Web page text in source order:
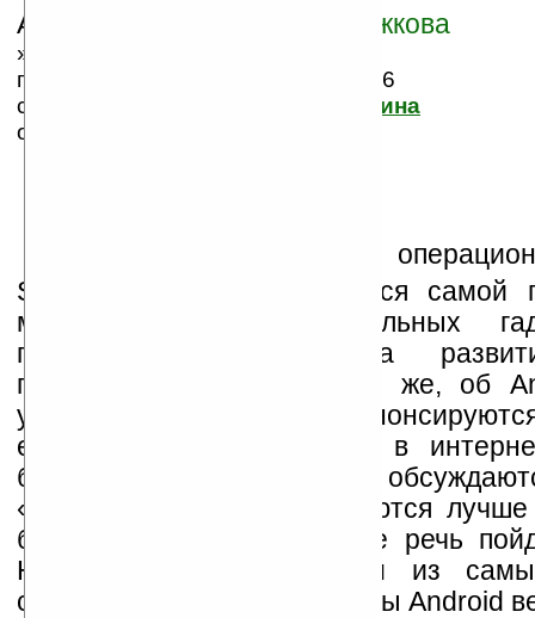
Автор/Источник: Марина Рожкова
» 31.03.2011 20:28,
просмотров сегодня: 2, всего: 4316
статья размещена в группе:
Витрина
оценка: 4.884, 43 голоса
есмотря на то, что
Symbian пока еще является самой
мире, поклонники мобильных
пристальнее следят за
платформы. Речь, конечно же, об
устройства на ее базе
ежедневно. Правда, если в
блогах чаще всего
«андроидфоны», то продаются лучше
бюджетные решения. Ниже речь
Highscreen Cosmo, одном из
смартфонов на базе системы Android